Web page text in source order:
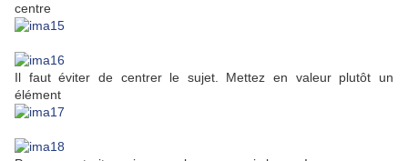
centre
Il faut éviter de centrer le sujet. Mettez en valeur plutôt un
élément